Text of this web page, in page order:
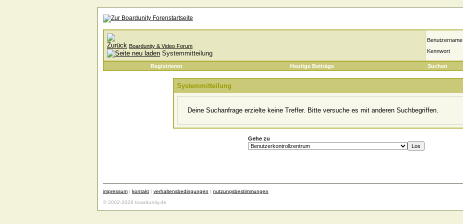
Boardunity & Video Forum
Systemmitteilung
Benutzername
Kennwort
Registrieren Heutige Beiträge Suchen
Systemmitteilung
Deine Suchanfrage erzielte keine Treffer. Bitte versuche es mit anderen Suchbegriffen.
Gehe zu
impressum | kontakt | verhaltensbedingungen | nutzungsbestimmungen
© 2002-2026 boardunity.de